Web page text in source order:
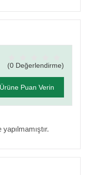
(0 Değerlendirme)
Puan Verin